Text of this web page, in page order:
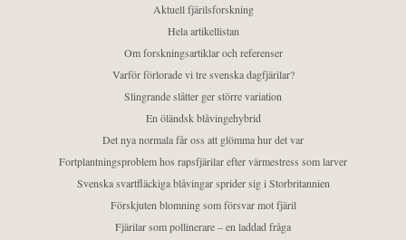
Aktuell fjärilsforskning
Hela artikellistan
Om forskningsartiklar och referenser
Varför förlorade vi tre svenska dagfjärilar?
Slingrande slåtter ger större variation
En öländsk blåvingehybrid
Det nya normala får oss att glömma hur det var
Fortplantningsproblem hos rapsfjärilar efter värmestress som larver
Svenska svartfläckiga blåvingar sprider sig i Storbritannien
Förskjuten blomning som försvar mot fjäril
Fjärilar som pollinerare – en laddad fråga